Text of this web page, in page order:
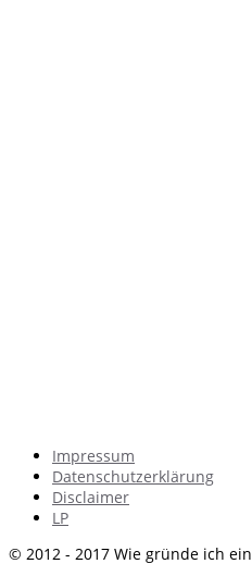
Impressum
Datenschutzerklärung
Disclaimer
LP
© 2012 - 2017 Wie gründe ich